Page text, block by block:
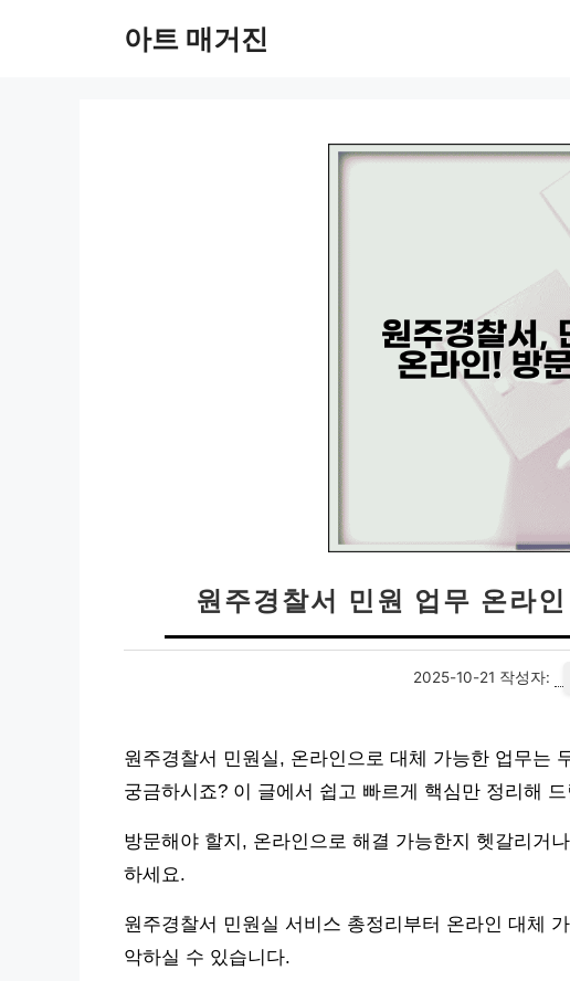
아트 매거진
원주경찰서 민원 업무 온라
2025-10-21 작성자:
원주경찰서 민원실, 온라인으로 대체 가능한 업무는
궁금하시죠? 이 글에서 쉽고 빠르게 핵심만 정리해
방문해야 할지, 온라인으로 해결 가능한지 헷갈리거
하세요.
원주경찰서 민원실 서비스 총정리부터 온라인 대체
악하실 수 있습니다.